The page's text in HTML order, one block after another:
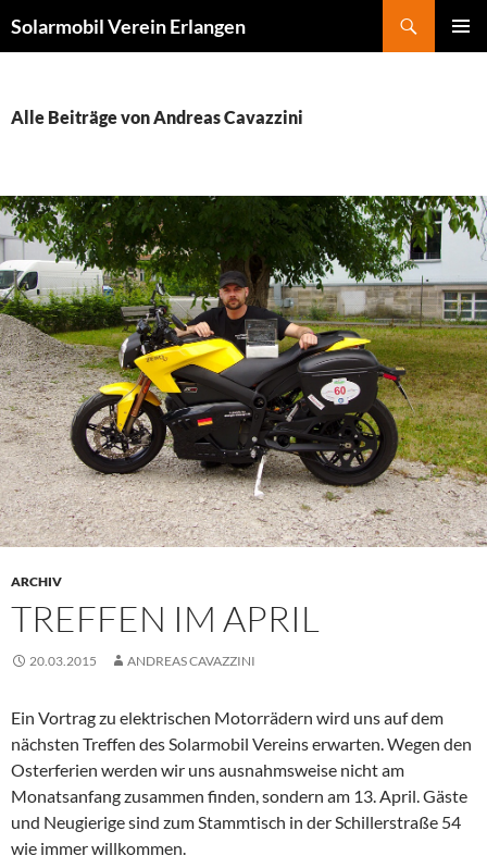
Inhalt
Solarmobil Verein Erlangen
Alle Beiträge von Andreas Cavazzini
ARCHIV
TREFFEN IM APRIL
20.03.2015 ANDREAS CAVAZZINI
Ein Vortrag zu elektrischen Motorrädern wird uns auf dem
nächsten Treffen des Solarmobil Vereins erwarten. Wegen den
Osterferien werden wir uns ausnahmsweise nicht am
Monatsanfang zusammen finden, sondern am 13. April. Gäste
und Neugierige sind zum Stammtisch in der Schillerstraße 54
wie immer willkommen.